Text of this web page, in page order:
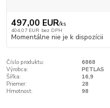
497,00 EUR/ks
404,07 EUR bez DPH
Momentálne nie je k dispozícii
Číslo produktu:
6868
Výrobca:
PETLAS
Šířka:
16,9
Priemer:
28
Hmotnost:
98